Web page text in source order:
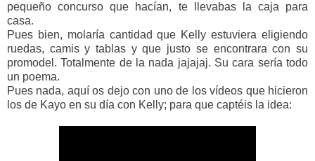
pequeño concurso que hacían, te llevabas la caja para
casa.
Pues bien, molaría cantidad que Kelly estuviera eligiendo
ruedas, camis y tablas y que justo se encontrara con su
promodel. Totalmente de la nada jajajaj. Su cara sería todo
un poema.
Pues nada, aquí os dejo con uno de los vídeos que hicieron
los de Kayo en su día con Kelly; para que captéis la idea: